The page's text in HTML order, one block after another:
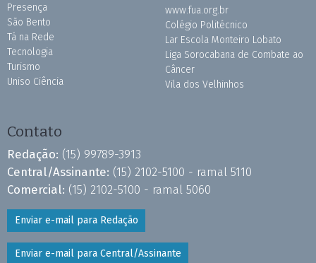
Presença
São Bento
Tá na Rede
Tecnologia
Turismo
Uniso Ciência
www.fua.org.br
Colégio Politécnico
Lar Escola Monteiro Lobato
Liga Sorocabana de Combate ao
Câncer
Vila dos Velhinhos
Contato
Redação: (15) 99789-3913
Central/Assinante: (15) 2102-5100 - ramal 5110
Comercial: (15) 2102-5100 - ramal 5060
Enviar e-mail para Redação
Enviar e-mail para Central/Assinante